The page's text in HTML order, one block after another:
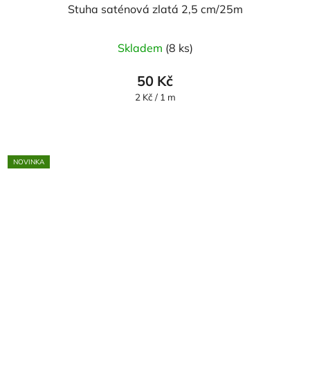
Stuha saténová zlatá 2,5 cm/25m
Skladem (8 ks)
50 Kč
Měrná
2 Kč / 1 m
NOVINKA